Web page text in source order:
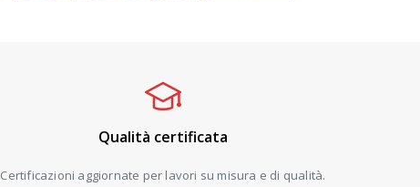
Qualità certificata
Certificazioni aggiornate per lavori su misura e di qualità.